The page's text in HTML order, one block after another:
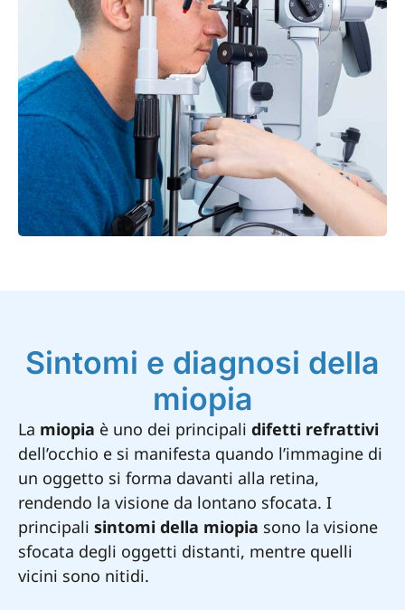
Sintomi e diagnosi della
miopia
La miopia è uno dei principali difetti refrattivi
dell’occhio e si manifesta quando l’immagine di
un oggetto si forma davanti alla retina,
rendendo la visione da lontano sfocata. I
principali sintomi della miopia sono la visione
sfocata degli oggetti distanti, mentre quelli
vicini sono nitidi.